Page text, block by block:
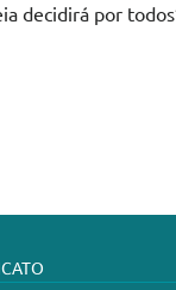
decidirá por